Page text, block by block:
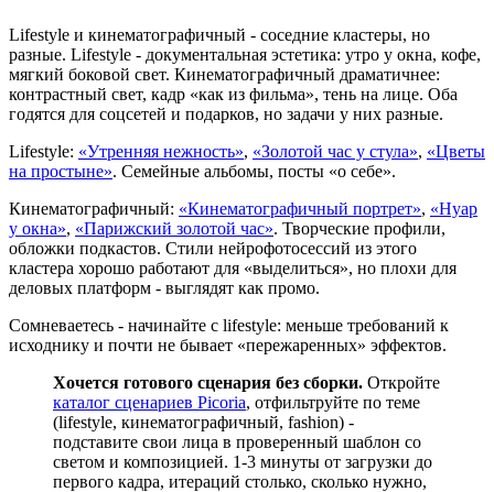
Lifestyle и кинематографичный - соседние кластеры, но
разные. Lifestyle - документальная эстетика: утро у окна, кофе,
мягкий боковой свет. Кинематографичный драматичнее:
контрастный свет, кадр «как из фильма», тень на лице. Оба
годятся для соцсетей и подарков, но задачи у них разные.
Lifestyle: «Утренняя нежность», «Золотой час у стула», «Цветы
на простыне». Семейные альбомы, посты «о себе».
Кинематографичный: «Кинематографичный портрет», «Нуар
у окна», «Парижский золотой час». Творческие профили,
обложки подкастов. Стили нейрофотосессий из этого
кластера хорошо работают для «выделиться», но плохи для
деловых платформ - выглядят как промо.
Сомневаетесь - начинайте с lifestyle: меньше требований к
исходнику и почти не бывает «пережаренных» эффектов.
Хочется готового сценария без сборки. Откройте
каталог сценариев Picoria, отфильтруйте по теме
(lifestyle, кинематографичный, fashion) -
подставите свои лица в проверенный шаблон со
светом и композицией. 1-3 минуты от загрузки до
первого кадра, итераций столько, сколько нужно,